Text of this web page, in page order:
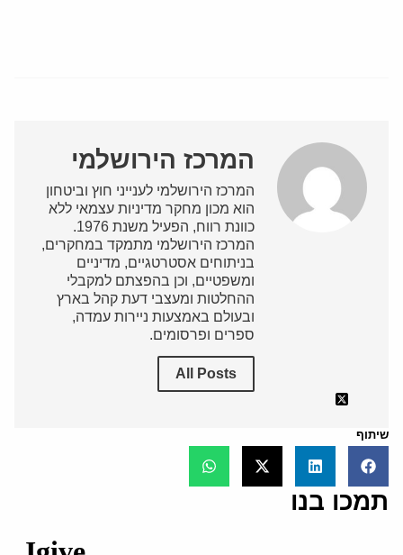
המרכז הירושלמי
המרכז הירושלמי לענייני חוץ וביטחון
הוא מכון מחקר מדיניות עצמאי ללא
כוונת רווח, הפעיל משנת 1976.
המרכז הירושלמי מתמקד במחקרים,
בניתוחים אסטרטגיים, מדיניים
ומשפטיים, וכן בהפצתם למקבלי
ההחלטות ומעצבי דעת קהל בארץ
ובעולם באמצעות ניירות עמדה,
ספרים ופרסומים.
All Posts
שיתוף
תמכו בנו